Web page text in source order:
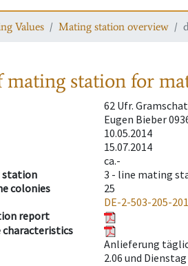
Values Mating station overview
mating stationfor
62 Ufr.
Eugen Bieber
10.05.2014
15.07.2014
ca.-
station
3 - line mating
colonies
25
DE-2-503-205-
report
characteristics
Anlieferung
2.06 und